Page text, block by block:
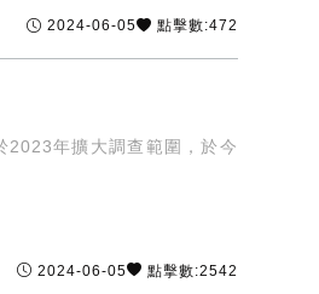
2024-06-05 點擊數:472
2023年擴大調查範圍，於今
2024-06-05 點擊數:2542